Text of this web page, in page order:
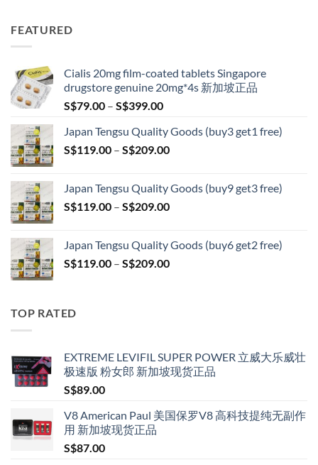
FEATURED
Cialis 20mg film-coated tablets Singapore
drugstore genuine 20mg*4s 新加坡正品
S$79.00 – S$399.00Price
S$79.00
through
Japan Tengsu Quality Goods (buy3 get1 free)
S$119.00 – S$209.00Price
through
S$209.00
Japan Tengsu Quality Goods (buy9 get3 free)
S$119.00 – S$209.00Price
through
S$209.00
Japan Tengsu Quality Goods (buy6 get2 free)
S$119.00 – S$209.00Price
TOP RATED
EXTREME LEVIFIL SUPER POWER 立威大乐威壮
极速版 粉女郎 新加坡现货正品
S$89.00
V8 American Paul 美国保罗V8 高科技提纯无副作
用 新加坡现货正品
S$87.00